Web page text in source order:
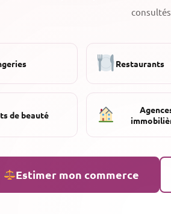
Restaurants
de beauté
Estimer mon commerce